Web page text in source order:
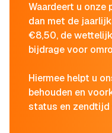
Waardeert u onze
dan met de
€8,50, de
bijdrage voor
Hiermee helpt u
behouden en
status en zendtijd